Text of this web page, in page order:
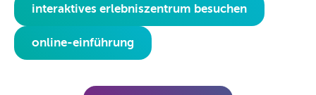
interaktives erlebniszentrum besuchen
online-einführung